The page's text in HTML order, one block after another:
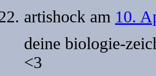
artishock am 10.
deine biologie-
<3